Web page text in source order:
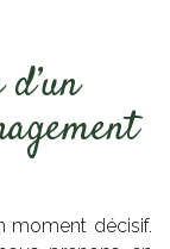
moment décisif.